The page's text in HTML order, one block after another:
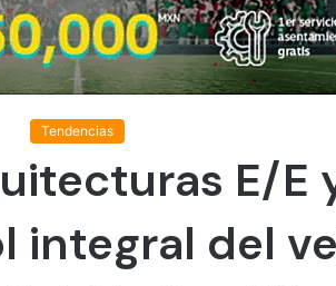
Tendencias
E/E
integral del